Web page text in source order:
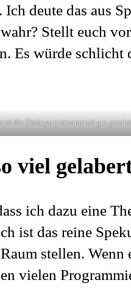
deute das aus
Stellt euch
Es würde schlicht
die Dialoge phänomenal gut
viel
ich dazu eine
ist das reine
stellen.
vielen